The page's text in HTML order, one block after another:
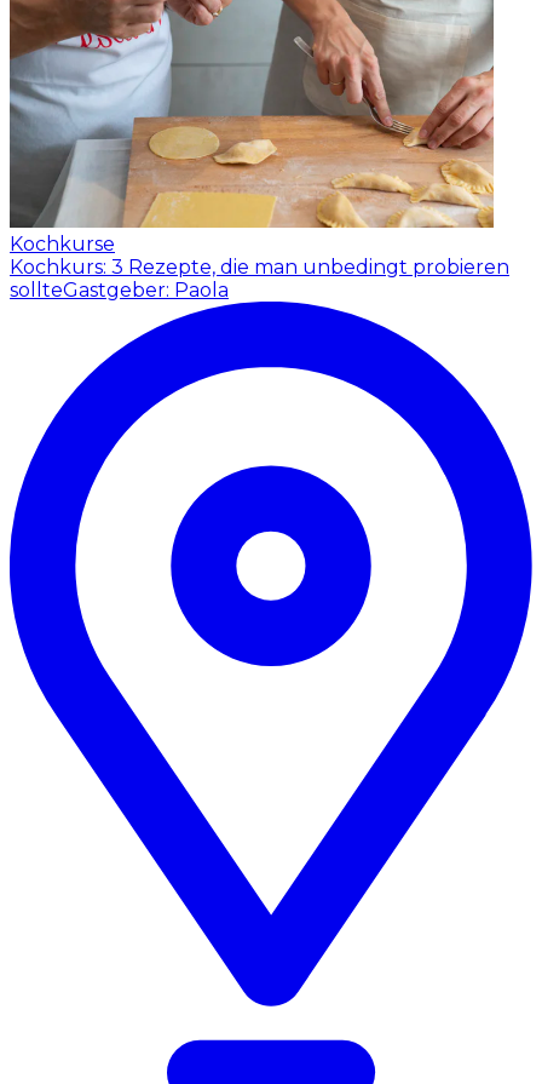
Kochkurse
Kochkurs: 3 Rezepte, die man unbedingt probieren
sollteGastgeber: Paola